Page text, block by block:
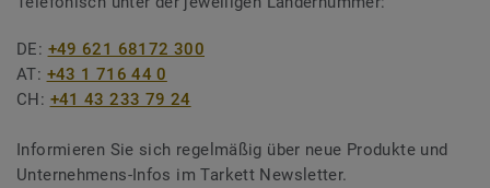
DE: +49 621 68172 300
AT: +43 1 716 44 0
CH: +41 43 233 79 24
Informieren Sie sich regelmäßig über neue Produkte und
Unternehmens-Infos im Tarkett Newsletter.